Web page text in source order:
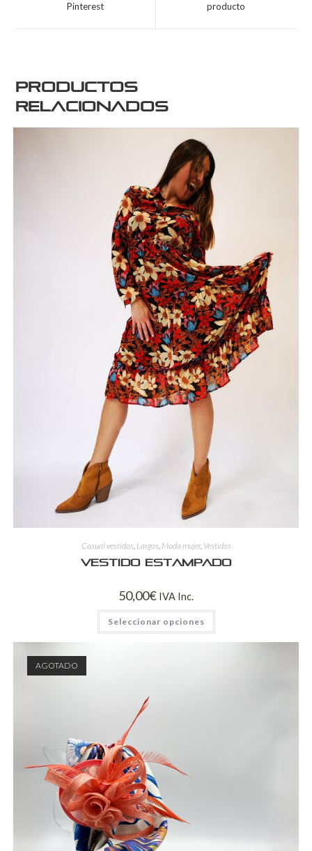
Pinterest
producto
Productos
relacionados
Casual vestidos Largos Moda mujer, Vestidos
Vestido estampado
50,00€ IVA Inc.
Seleccionar opciones
AGOTADO